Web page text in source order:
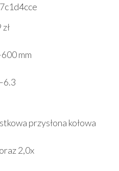
mm
przysłona kołowa
2,0x